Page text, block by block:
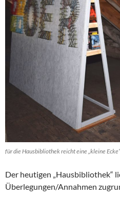
für die Hausbibliothek reicht eine „kleine Ecke“
Der heutigen „Hausbibliothek“
Überlegungen/Annahmen